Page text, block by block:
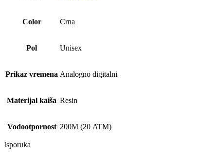
Color Crna
Pol Unisex
Prikaz vremena Analogno digitalni
Materijal kaiša Resin
Vodootpornost 200M (20 ATM)
Isporuka